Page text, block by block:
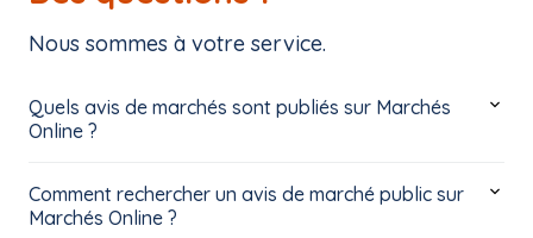
Nous sommes à votre service.
Quels avis de marchés sont publiés sur Marchés
Online ?
Comment rechercher un avis de marché public sur
Marchés Online ?